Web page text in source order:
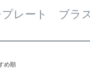
プレート ブラ
め順